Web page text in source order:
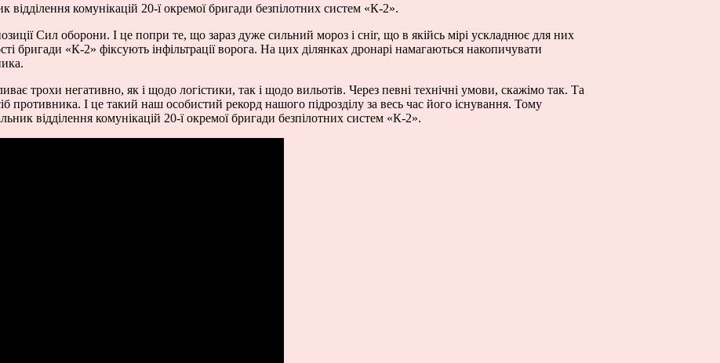
комунікацій 20-ї окремої бригади безпілотних систем «К-2».
Сил оборони. І це попри те, що зараз дуже сильний мороз і сніг, що в якійсь мірі ускладнює для них
бригади «К-2» фіксують інфільтрації ворога. На цих ділянках дронарі намагаються накопичувати
трохи негативно, як і щодо логістики, так і щодо вильотів. Через певні технічні умови, скажімо так. Та
противника. І це такий наш особистий рекорд нашого підрозділу за весь час його існування. Тому
відділення комунікацій 20-ї окремої бригади безпілотних систем «К-2».